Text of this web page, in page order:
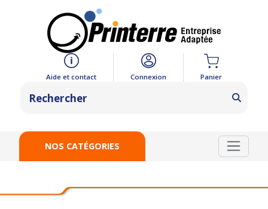
Aide et contact Connexion Panier
NOS CATÉGORIES